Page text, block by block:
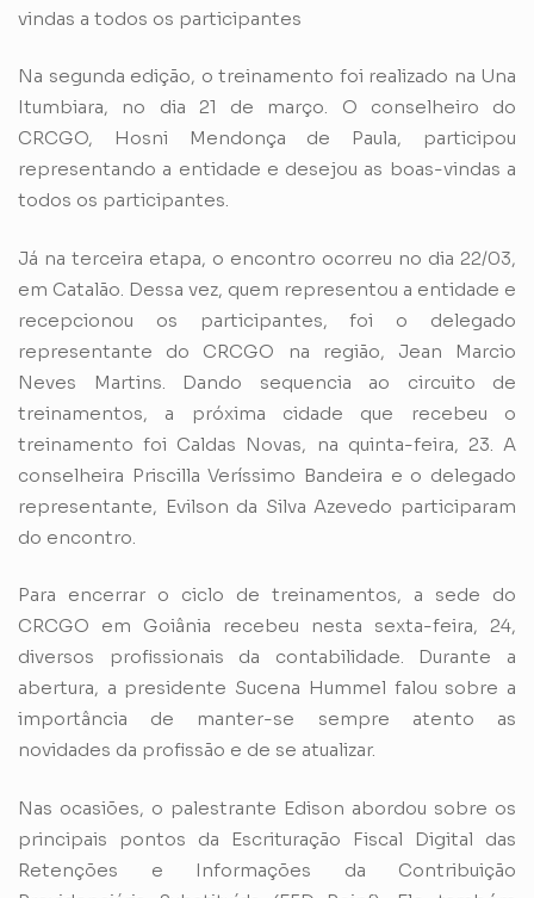
vindas a todos os participantes
Na segunda edição, o treinamento foi realizado na Una
Itumbiara, no dia 21 de março. O conselheiro do
CRCGO, Hosni Mendonça de Paula, participou
representando a entidade e desejou as boas-vindas a
todos os participantes.
Já na terceira etapa, o encontro ocorreu no dia 22/03,
em Catalão. Dessa vez, quem representou a entidade e
recepcionou os participantes, foi o delegado
representante do CRCGO na região, Jean Marcio
Neves Martins. Dando sequencia ao circuito de
treinamentos, a próxima cidade que recebeu o
treinamento foi Caldas Novas, na quinta-feira, 23. A
conselheira Priscilla Veríssimo Bandeira e o delegado
representante, Evilson da Silva Azevedo participaram
do encontro.
Para encerrar o ciclo de treinamentos, a sede do
CRCGO em Goiânia recebeu nesta sexta-feira, 24,
diversos profissionais da contabilidade. Durante a
abertura, a presidente Sucena Hummel falou sobre a
importância de manter-se sempre atento as
novidades da profissão e de se atualizar.
Nas ocasiões, o palestrante Edison abordou sobre os
principais pontos da Escrituração Fiscal Digital das
Retenções e Informações da Contribuição